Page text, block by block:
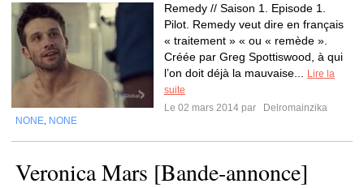
Remedy // Saison 1. Episode 1.
Pilot. Remedy veut dire en français
« traitement » « ou « remède ».
Créée par Greg Spottiswood, à qui
l’on doit déjà la mauvaise...
Lire la
suite
Le 02 mars 2014 par
Delromainzika
NONE NONE
Veronica Mars [Bande-annonce]